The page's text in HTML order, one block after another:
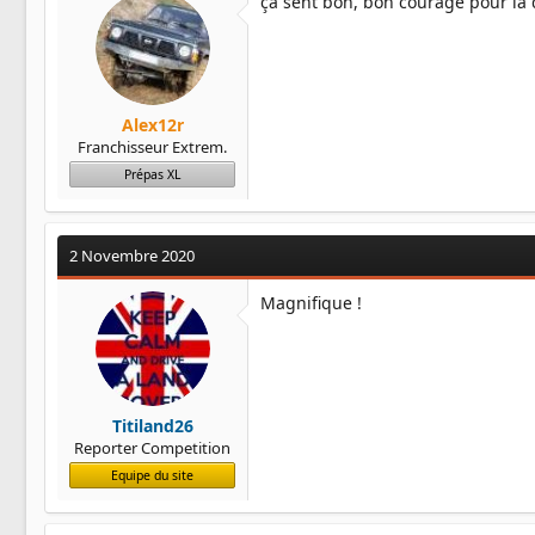
Alex12r
Franchisseur Extrem.
Prépas XL
2 Novembre 2020
Titiland26
Reporter Competition
Equipe du site
Magnifique !